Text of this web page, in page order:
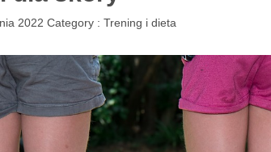
2022 Category : Trening i dieta